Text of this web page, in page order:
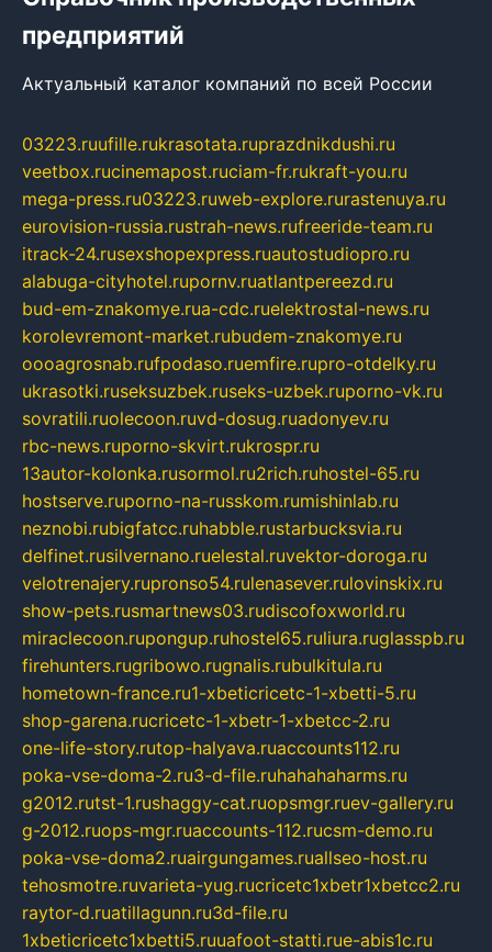
предприятий
Актуальный каталог компаний по всей России
03223.ruufille.rukrasotata.ruprazdnikdushi.ru
veetbox.rucinemapost.ruciam-fr.rukraft-you.ru
mega-press.ru03223.ruweb-explore.rurastenuya.ru
eurovision-russia.rustrah-news.rufreeride-team.ru
itrack-24.rusexshopexpress.ruautostudiopro.ru
alabuga-cityhotel.rupornv.ruatlantpereezd.ru
bud-em-znakomye.rua-cdc.ruelektrostal-news.ru
korolevremont-market.rubudem-znakomye.ru
oooagrosnab.rufpodaso.ruemfire.rupro-otdelky.ru
ukrasotki.ruseksuzbek.ruseks-uzbek.ruporno-vk.ru
sovratili.ruolecoon.ruvd-dosug.ruadonyev.ru
rbc-news.ruporno-skvirt.rukrospr.ru
13autor-kolonka.rusormol.ru2rich.ruhostel-65.ru
hostserve.ruporno-na-russkom.rumishinlab.ru
neznobi.rubigfatcc.ruhabble.rustarbucksvia.ru
delfinet.rusilvernano.ruelestal.ruvektor-doroga.ru
velotrenajery.rupronso54.rulenasever.rulovinskix.ru
show-pets.rusmartnews03.rudiscofoxworld.ru
miraclecoon.rupongup.ruhostel65.ruliura.ruglasspb.ru
firehunters.rugribowo.rugnalis.rubulkitula.ru
hometown-france.ru1-xbeticricetc-1-xbetti-5.ru
shop-garena.rucricetc-1-xbetr-1-xbetcc-2.ru
one-life-story.rutop-halyava.ruaccounts112.ru
poka-vse-doma-2.ru3-d-file.ruhahahaharms.ru
g2012.rutst-1.rushaggy-cat.ruopsmgr.ruev-gallery.ru
g-2012.ruops-mgr.ruaccounts-112.rucsm-demo.ru
poka-vse-doma2.ruairgungames.ruallseo-host.ru
tehosmotre.ruvarieta-yug.rucricetc1xbetr1xbetcc2.ru
raytor-d.ruatillagunn.ru3d-file.ru
1xbeticricetc1xbetti5.ruuafoot-statti.rue-abis1c.ru